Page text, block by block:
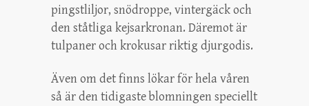
pingstliljor, snödroppe, vintergäck och
den ståtliga kejsarkronan. Däremot är
tulpaner och krokusar riktig djurgodis.
Även om det finns lökar för hela våren
så är den tidigaste blomningen speciellt